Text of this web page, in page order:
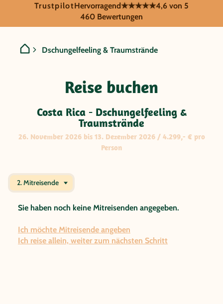
GRUPPENREISE:
Costa Rica -
TrustpilotHervorragend★★★★★4,6 von 5
460 Bewertungen
Dschungelfeeling & Traumstrände
Reise buchen
Costa Rica - Dschungelfeeling &
Traumstrände
26. November 2026 bis 13. Dezember 2026 / 4.299,- € pro
Person
2. Mitreisende
Sie haben noch keine Mitreisenden angegeben.
Ich möchte Mitreisende angeben
Ich reise allein, weiter zum nächsten Schritt